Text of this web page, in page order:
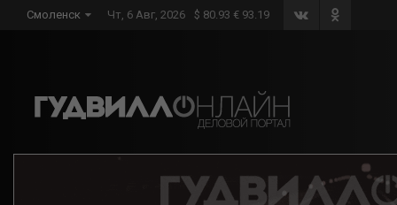
Смоленск Чт, 6 Авг, 2026 $ 80.93 € 93.19